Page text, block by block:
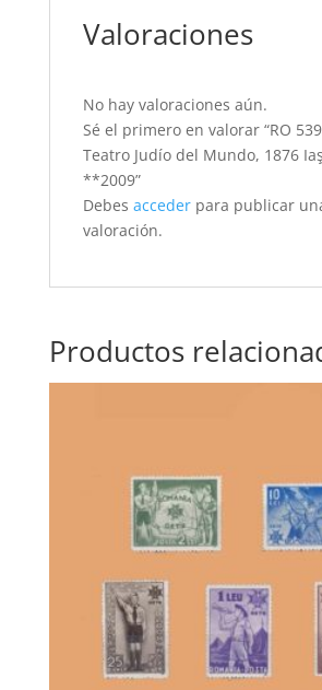
Valoraciones
No hay valoraciones aún.
Sé el primero en valorar “RO
Teatro Judío del Mundo, 1876
**2009”
Debes accederpara publicar
valoración.
Productos